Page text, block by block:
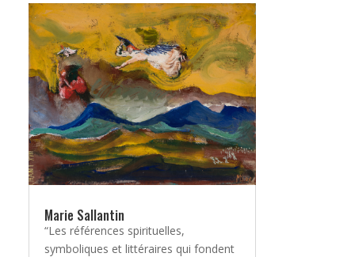
Marie Sallantin
“Les références spirituelles,
symboliques et littéraires qui fondent